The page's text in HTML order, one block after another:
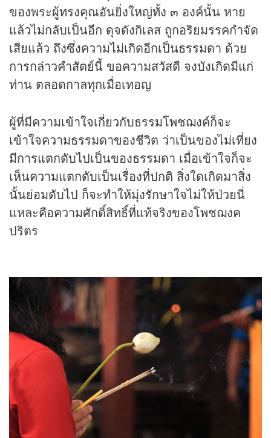
ของพระผู้ทรงคุณอันยิ่งใหญ่ทั้ง ๓ องค์นั้น หาย
แล้วไม่กลับเป็นอีก ดุจดังกิเลส ถูกอริยมรรคกำจัด
เสียแล้ว ถึงซึ่งความไม่เกิดอีกเป็นธรรมดา ด้วย
การกล่าวคำสัตย์นี้ ขอความสวัสดี จงบังเกิดมีแก่
ท่าน ตลอดกาลทุกเมื่อเทอญ
ผู้ที่มีความเข้าใจเกี่ยวกับธรรมโพชฌงค์ก็จะ
เข้าใจความธรรมดาของชีวิต ว่าเป็นของไม่เที่ยง
มีการแตกดับไปเป็นของธรรมดา เมื่อเข้าใจก็จะ
เห็นความแตกดับเป็นเรื่องที่ปกติ สิ่งใดเกิดมาสิ่ง
นั้นย่อมดับไป ก็จะทำให้มุ่งรักษาใจไม่ให้ป่วยนี่
แหละคือความศักดิ์สิทธิ์ที่แท้จริงของโพชฌงค
ปริตร